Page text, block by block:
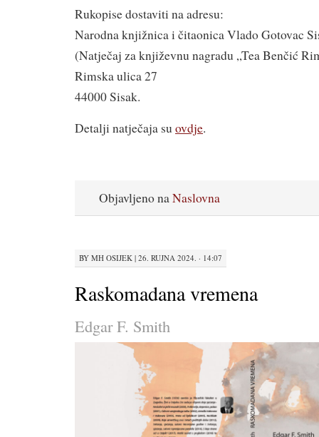
Rukopise dostaviti na adresu:
Narodna knjižnica i čitaonica Vlado Gotovac
(Natječaj za književnu nagradu „Tea Benčić
Rimska ulica 27
44000 Sisak.
Detalji natječaja su ovdje.
Objavljeno naNaslovna
BY MH OSIJEK | 26. RUJNA 2024. · 14:07
Raskomadana vremena
Edgar F. Smith